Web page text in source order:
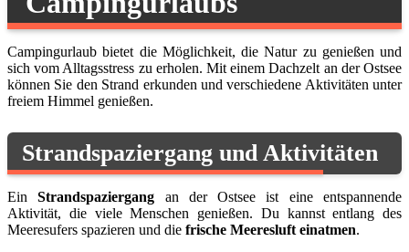
Campingurlaub bietet die Möglichkeit, die Natur zu genießen und
sich vom Alltagsstress zu erholen. Mit einem Dachzelt an der Ostsee
können Sie den Strand erkunden und verschiedene Aktivitäten unter
freiem Himmel genießen.
Strandspaziergang und Aktivitäten
EinStrandspaziergang an der Ostsee ist eine entspannende
Aktivität, die viele Menschen genießen. Du kannst entlang des
Meeresufers spazieren und die frische Meeresluft einatmen.